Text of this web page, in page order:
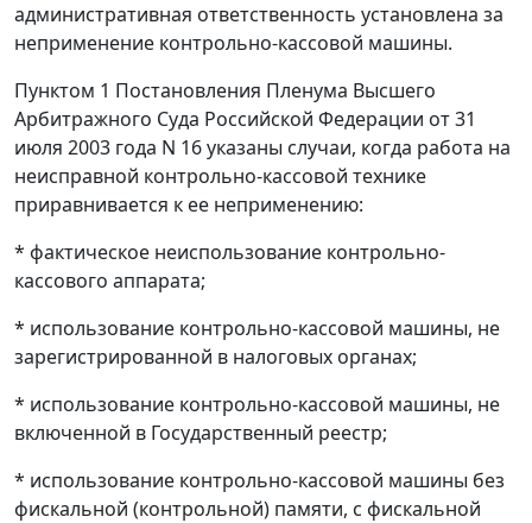
административная ответственность установлена за
неприменение контрольно-кассовой машины.
Пунктом 1 Постановления Пленума Высшего
Арбитражного Суда Российской Федерации от 31
июля 2003 года N 16 указаны случаи, когда работа на
неисправной контрольно-кассовой технике
приравнивается к ее неприменению:
* фактическое неиспользование контрольно-
кассового аппарата;
* использование контрольно-кассовой машины, не
зарегистрированной в налоговых органах;
* использование контрольно-кассовой машины, не
включенной в Государственный реестр;
* использование контрольно-кассовой машины без
фискальной (контрольной) памяти, с фискальной